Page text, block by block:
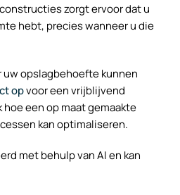
zorgt ervoor dat u
hebt, precies wanneer u die
opslagbehoefte kunnen
opvoor een vrijblijvend
een op maat gemaakte
kan optimaliseren.
met behulp van AI en kan